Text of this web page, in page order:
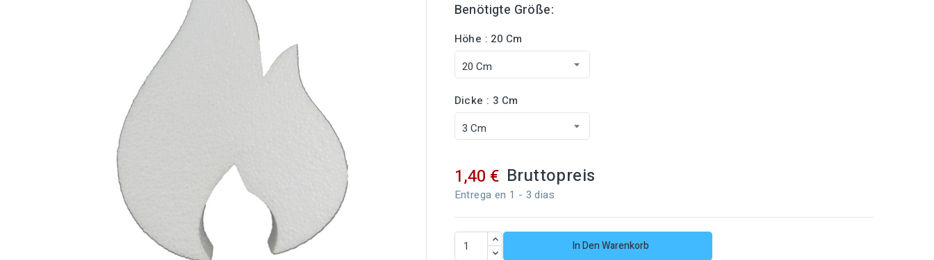
Benötigte Größe:
Höhe : 20 Cm
Dicke : 3 Cm
1,40 € Bruttopreis
Entrega en 1 - 3 dias
In Den Warenkorb